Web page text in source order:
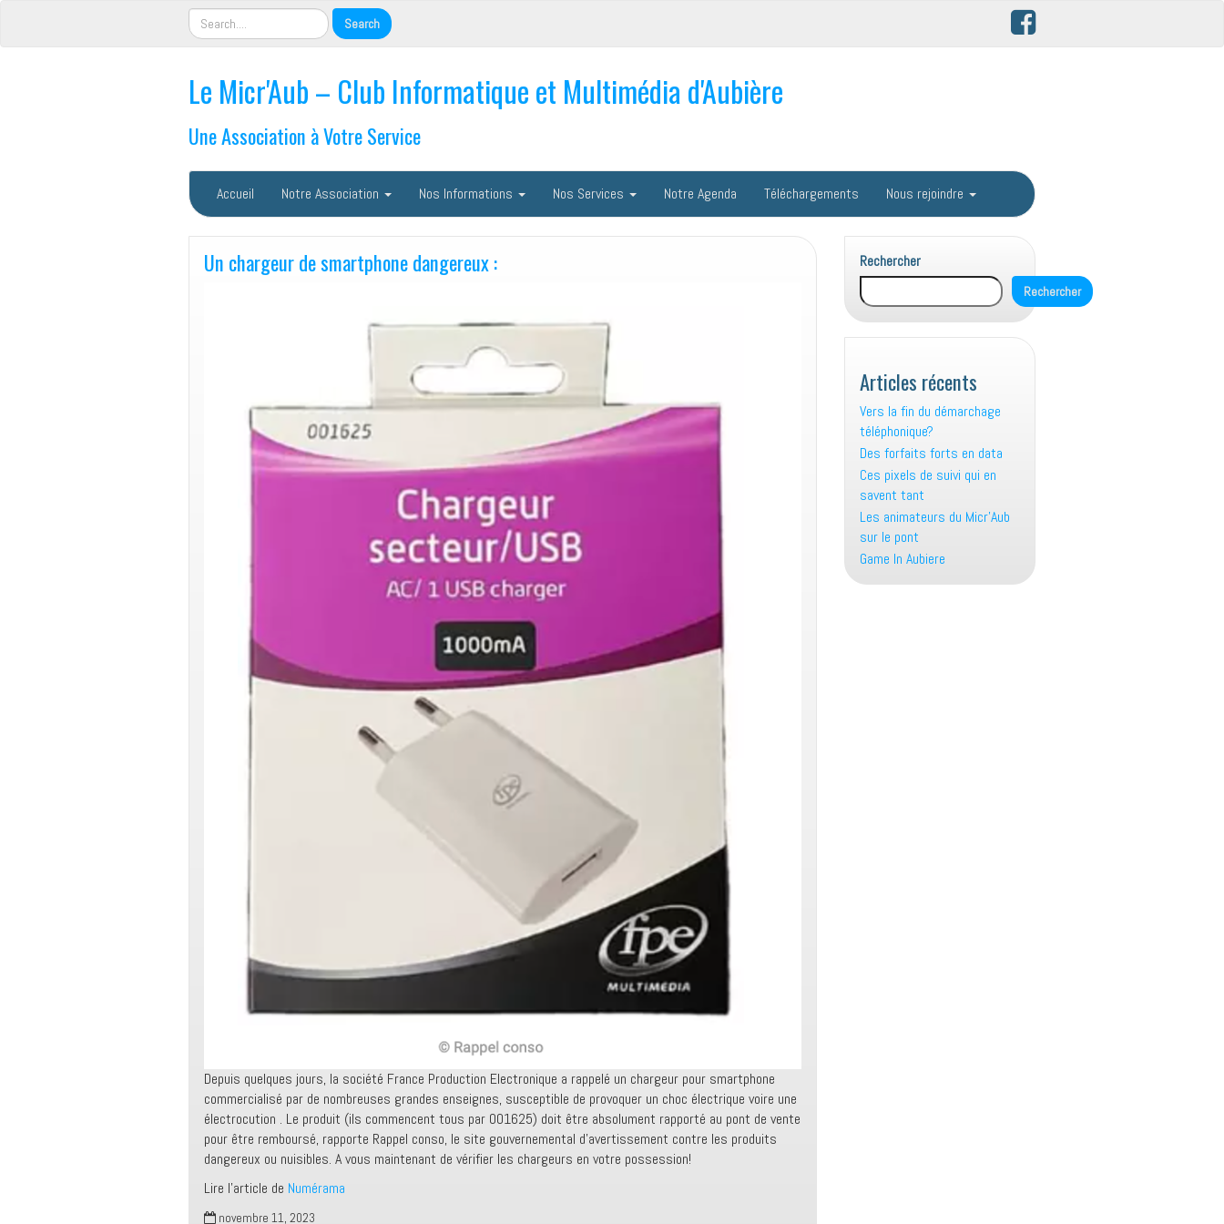
Le Micr'Aub – Club Informatique et Multimédia d'Aubière
Une Association à Votre Service
Accueil Notre Association Nos Informations Nos Services Notre Agenda Téléchargements Nous rejoindre
Un chargeur de smartphone dangereux :
Depuis quelques jours, la société France Production Electronique a rappelé un chargeur pour smartphone
commercialisé par de nombreuses grandes enseignes, susceptible de provoquer un choc électrique voire une
électrocution . Le produit (ils commencent tous par 001625) doit être absolument rapporté au pont de vente
pour être remboursé, rapporte Rappel conso, le site gouvernemental d’avertissement contre les produits
dangereux ou nuisibles. A vous maintenant de vérifier les chargeurs en votre possession!
Lire l’article de Numérama
novembre 11, 2023
Rechercher
Rechercher
Articles récents
Vers la fin du démarchage
téléphonique?
Des forfaits forts en data
Ces pixels de suivi qui en
savent tant
Les animateurs du Micr’Aub
sur le pont
Game In Aubiere